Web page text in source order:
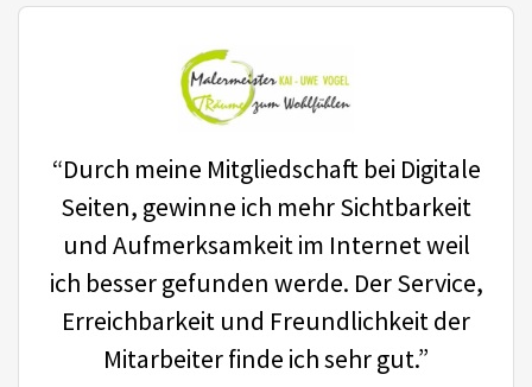
“Durch meine Mitgliedschaft bei Digitale
Seiten, gewinne ich mehr Sichtbarkeit
und Aufmerksamkeit im Internet weil
ich besser gefunden werde. Der Service,
Erreichbarkeit und Freundlichkeit der
Mitarbeiter finde ich sehr gut.”